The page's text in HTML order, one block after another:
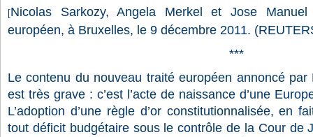
[Nicolas Sarkozy, Angela Merkel et Jose
européen, à Bruxelles, le 9 décembre 2011.
***
Le contenu du nouveau traité européen annoncé
est très grave : c’est l’acte de naissance d’une
L’adoption d’une règle d’or constitutionnalisée, en
tout déficit budgétaire sous le contrôle de la Cour de